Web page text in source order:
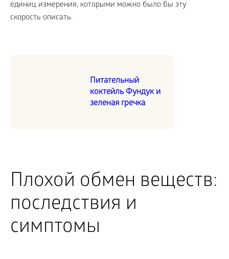
единиц измерения, которыми можно было бы эту
скорость описать.
Питательный
коктейль Фундук и
зеленая гречка
Плохой обмен веществ:
последствия и
симптомы